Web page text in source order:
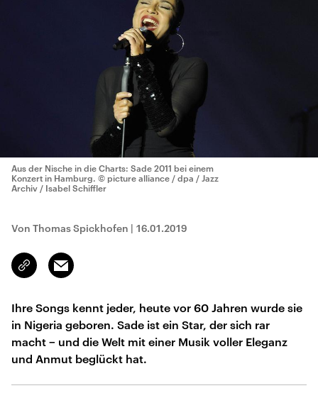
Aus der Nische in die Charts: Sade 2011 bei einem
Konzert in Hamburg. © picture alliance / dpa / Jazz
Archiv / Isabel Schiffler
Von Thomas Spickhofen | 16.01.2019
Link
kopieren/teilen
Email
Ihre Songs kennt jeder, heute vor 60 Jahren wurde sie
in Nigeria geboren. Sade ist ein Star, der sich rar
macht − und die Welt mit einer Musik voller Eleganz
und Anmut beglückt hat.